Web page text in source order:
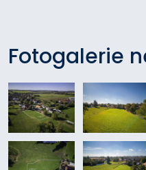
Fotogalerie